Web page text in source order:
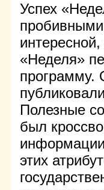
Успех
пробивными
«Неделя»
программу.
Полезные
был
этих